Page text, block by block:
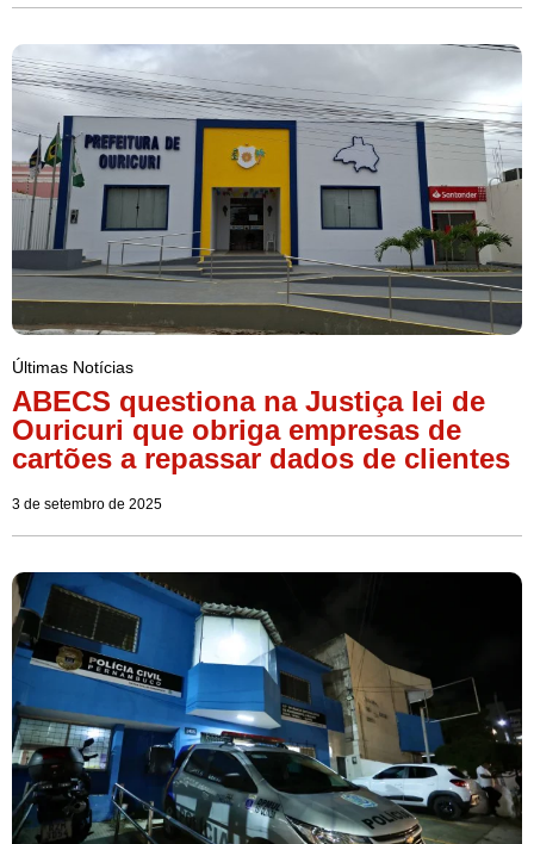
Últimas Notícias
ABECS questiona na Justiça lei de
Ouricuri que obriga empresas de
cartões a repassar dados de clientes
3 de setembro de 2025